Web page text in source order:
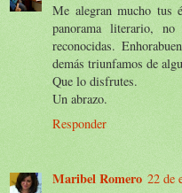
Me alegran mucho tus
panorama literario,
reconocidas.
demás triunfamos de
Que lo disfrutes.
Un abrazo.
Responder
Maribel Romero 22 de